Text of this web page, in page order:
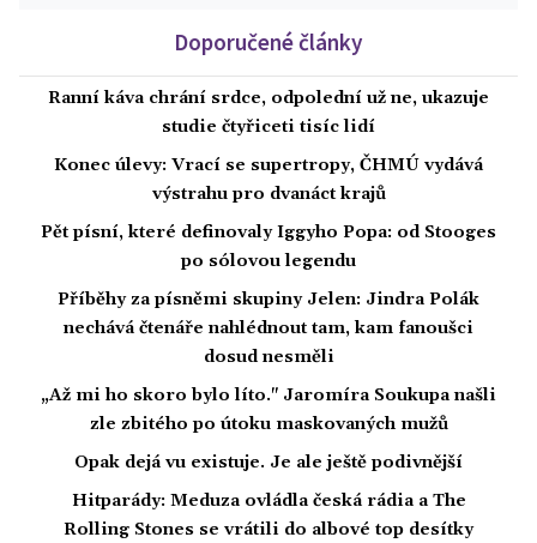
Doporučené články
Ranní káva chrání srdce, odpolední už ne, ukazuje
studie čtyřiceti tisíc lidí
Konec úlevy: Vrací se supertropy, ČHMÚ vydává
výstrahu pro dvanáct krajů
Pět písní, které definovaly Iggyho Popa: od Stooges
po sólovou legendu
Příběhy za písněmi skupiny Jelen: Jindra Polák
nechává čtenáře nahlédnout tam, kam fanoušci
dosud nesměli
„Až mi ho skoro bylo líto." Jaromíra Soukupa našli
zle zbitého po útoku maskovaných mužů
Opak dejá vu existuje. Je ale ještě podivnější
Hitparády: Meduza ovládla česká rádia a The
Rolling Stones se vrátili do albové top desítky